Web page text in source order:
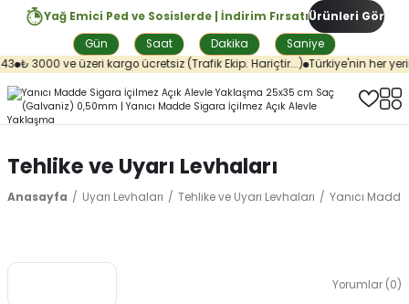
Yağ Emici Ped ve Sosislerde | İndirim Fırsatı
Gün
Saat Dakika Saniye
Ürünleri Gör
₺ 3000 ve üzeri kargo ücretsiz (Trafik Ekip. Hariçtir...) Türkiye'nin her
Tehlike ve Uyarı Levhaları
Anasayfa Uyarı Levhaları Tehlike ve Uyarı Levhaları Yanıcı
Yorumlar (0)